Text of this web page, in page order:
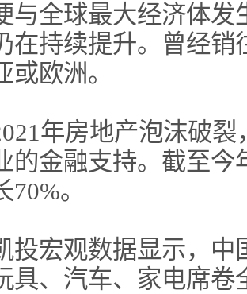
与全球最大经济体
在持续提升。曾经
或欧洲。
年房地产泡沫破
的金融支持。截至
。
投宏观数据显示，
具、汽车、家电席